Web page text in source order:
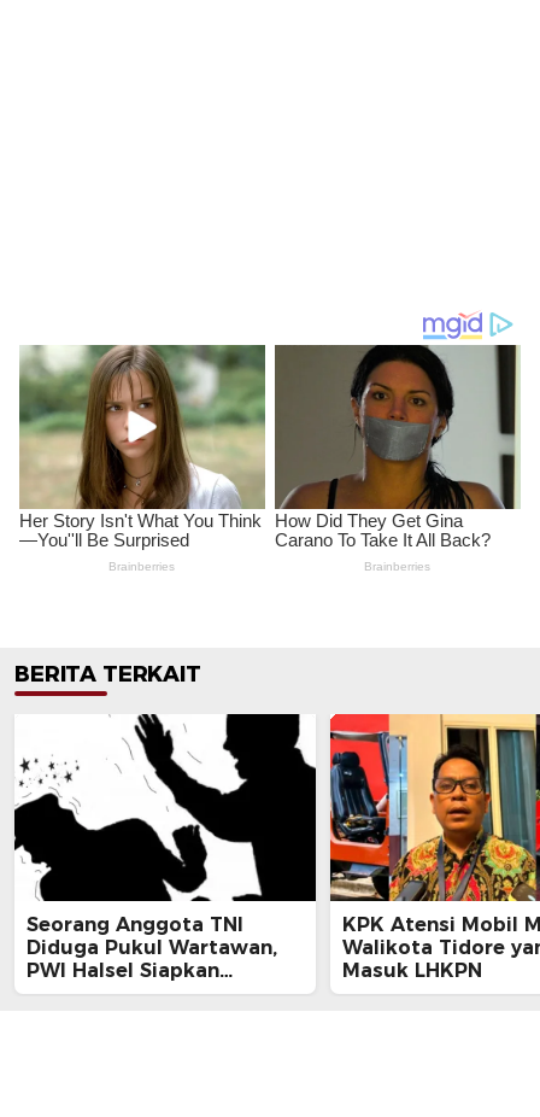
BERITA TERKAIT
Seorang Anggota TNI
Diduga Pukul Wartawan,
PWI Halsel Siapkan
Langkah Hukum
KPK Atensi Mobil
Walikota Tidore
Masuk LHKPN